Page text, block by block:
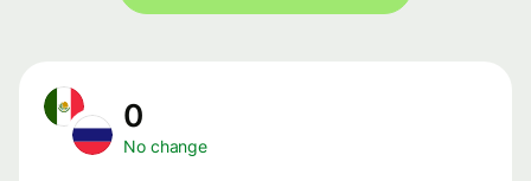
0
No change